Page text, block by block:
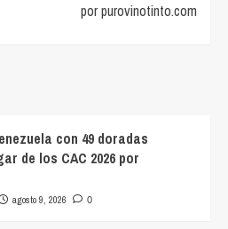
por purovinotinto.com
con 49 doradas
de los CAC 2026 por
agosto 9, 2026 0